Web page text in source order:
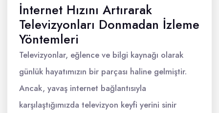
İnternet Hızını Artırarak
Televizyonları Donmadan İzleme
Yöntemleri
Televizyonlar, eğlence ve bilgi kaynağı olarak
günlük hayatımızın bir parçası haline gelmiştir.
Ancak, yavaş internet bağlantısıyla
karşılaştığımızda televizyon keyfi yerini sinir